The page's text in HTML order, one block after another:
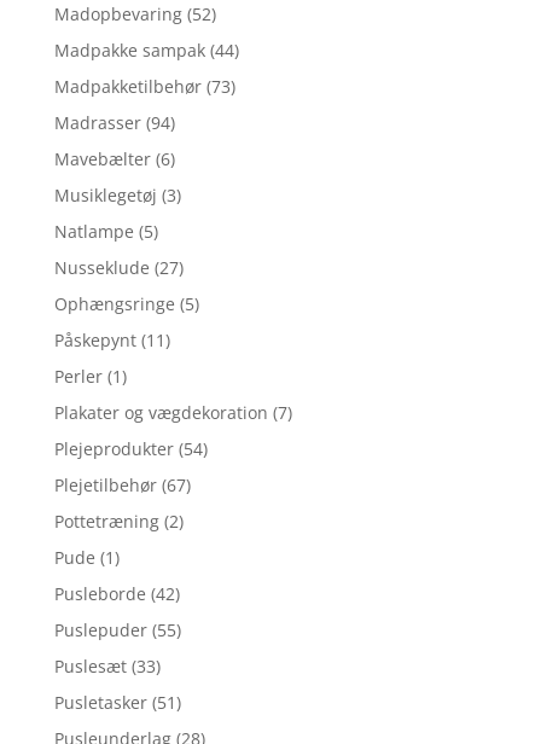
Madopbevaring (52)
Madpakke sampak (44)
Madpakketilbehør (73)
Madrasser (94)
Mavebælter (6)
Musiklegetøj (3)
Natlampe (5)
Nusseklude (27)
Ophængsringe (5)
Påskepynt (11)
Perler (1)
Plakater og vægdekoration (7)
Plejeprodukter (54)
Plejetilbehør (67)
Pottetræning (2)
Pude (1)
Pusleborde (42)
Puslepuder (55)
Puslesæt (33)
Pusletasker (51)
Pusleunderlag (28)